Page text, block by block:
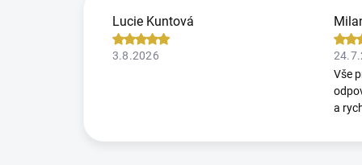
Lucie Kuntová
3.8.2026
Vše
a